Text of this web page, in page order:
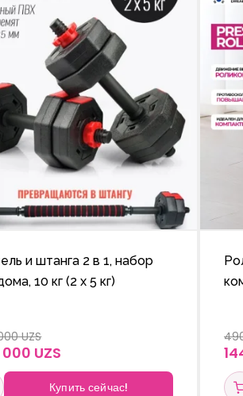
и штанга 2 в 1, набор
10 кг (2 x 5 кг)
UZS
UZS
Купить сейчас!